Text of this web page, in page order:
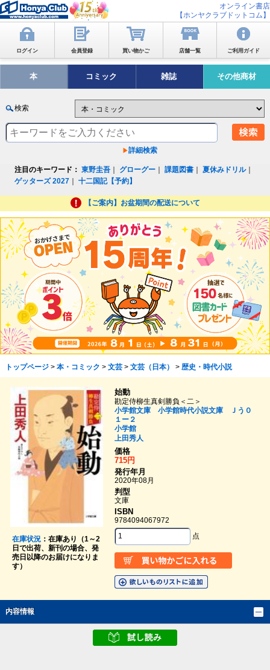
オンライン書店
【ホンヤクラブドットコム】
ログイン 会員登録 買い物かご 店舗一覧 ご利用ガイド
本 コミック 雑誌 その他商材
検索
詳細検索
注目のキーワード： 東野圭吾 グローグー ｜課題図書 ｜夏休みドリル｜
ゲッターズ 2027 ｜十二国記【予約】
【ご案内】お盆期間の配送について
トップページ> 本・コミック > 文芸> 文芸（日本） > 歴史・時代小説
在庫状況：在庫あり（1～2
日で出荷、新刊の場合、発
売日以降のお届けになりま
す）
始動
勘定侍柳生真剣勝負＜二＞
小学館文庫 小学館時代小説文庫 Ｊう０
１ー２
小学館
上田秀人
価格
715円
発行年月
2020年08月
判型
文庫
ISBN
9784094067972
点
内容情報